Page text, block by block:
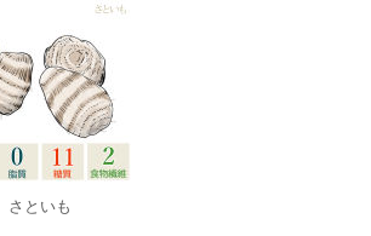
さといも